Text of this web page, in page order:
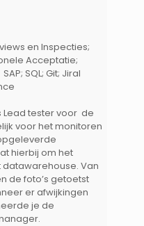
en Inspecties;
Acceptatie;
SQL; Git; Jiral
Lead tester voor de
voor het monitoren
hierbij om het
Van
de foto’s getoetst
er afwijkingen
je de